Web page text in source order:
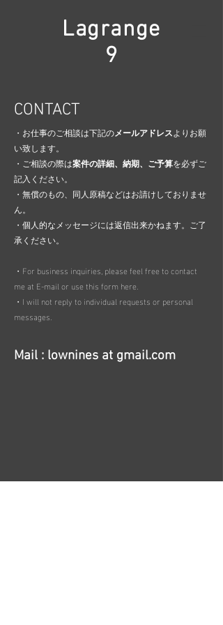
Lagrange
9
CONTACT
・お仕事のご相談は下記のメールアドレスよりお願
い致します。
・ご相談の際は案件の詳細、 納期、 ご予算を必ずご
記入ください。
・無償のもの、同人原稿などはお請けしておりませ
ん。
・個人的なメッセージには返信出来かねます。ご了
承ください。​
・For business inquiries, please feel free to contact
me at E-mail or use this form here.
・I will not reply to individual requests or personal
messages.
Mail : lownines at gmail.com